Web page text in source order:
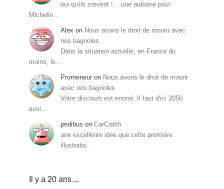
oui qu'ils crèvent !... une aubaine pour
Michelin…
Alex on Nous avons le droit de mourir avec
nos bagnoles
Dans la situation actuelle, en France du
moins, le…
Promeneur on Nous avons le droit de mourir
avec nos bagnoles
Votre discours est erroné. Il faut d'ici 2050
avoi…
pedibus on CarCrash
une excellente idée que cette première
illustratio…
Il y a 20 ans…